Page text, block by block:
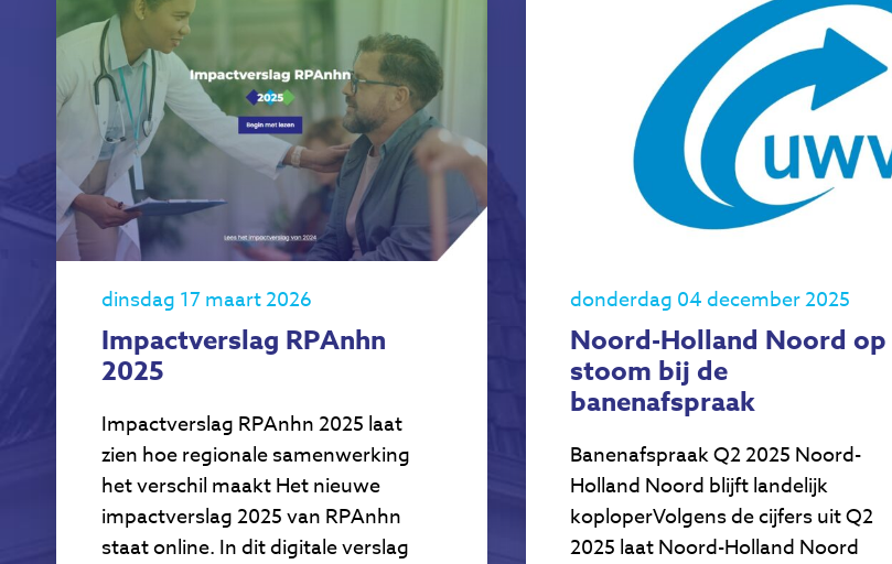
dinsdag 17 maart 2026
Impactverslag RPAnhn
2025
Impactverslag RPAnhn 2025 laat
zien hoe regionale samenwerking
het verschil maakt Het nieuwe
impactverslag 2025 van RPAnhn
staat online. In dit digitale verslag
donderdag 04 december 2025
Noord-Holland Noord op
stoom bij de
banenafspraak
Banenafspraak Q2 2025 Noord-
Holland Noord blijft landelijk
koploperVolgens de cijfers uit Q2
2025 laat Noord-Holland Noord